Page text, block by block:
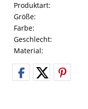
Produktart:
Größe:
Farbe:
Geschlecht:
Material: